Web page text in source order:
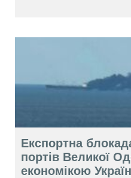
Експортна
портів Великої
економікою